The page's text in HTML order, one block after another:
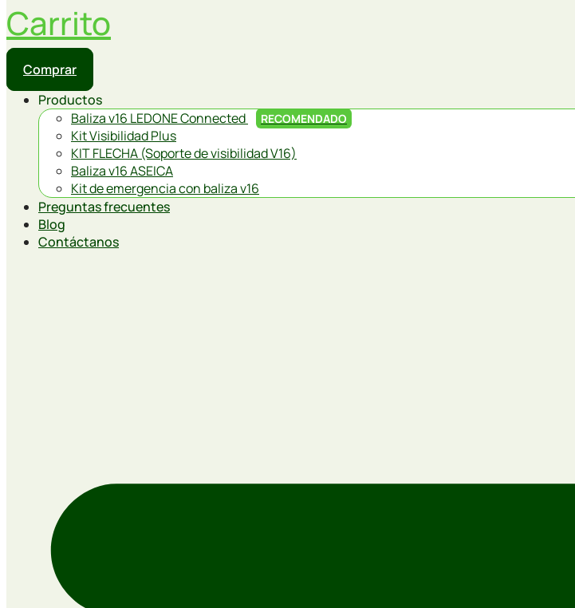
Carrito
Comprar
Productos
Baliza v16 LEDONE Connected
RECOMENDADO
Kit Visibilidad Plus
KIT FLECHA (Soporte de visibilidad V16)
Baliza v16 ASEICA
Kit de emergencia con baliza v16
Preguntas frecuentes
Blog
Contáctanos